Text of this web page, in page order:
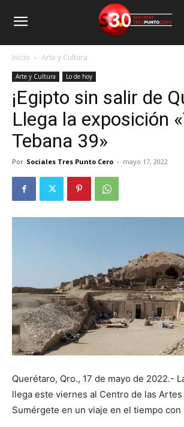
Inicio Arte y Cultura
Arte y Cultura Lo de hoy
¡Egipto sin salir de
Llega la exposición
Tebana 39»
Por Sociales Tres Punto Cero - mayo 17, 2022
Querétaro, Qro., 17 de mayo de 2022.-
llega este viernes al Centro de las
Sumérgete en un viaje en el tiempo